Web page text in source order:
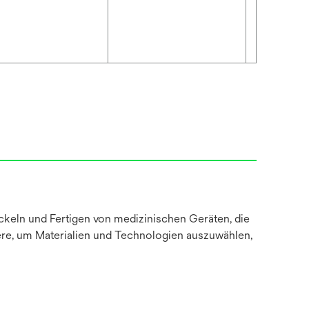
und Fertigen von medizinischen Geräten, die
um Materialien und Technologien auszuwählen,